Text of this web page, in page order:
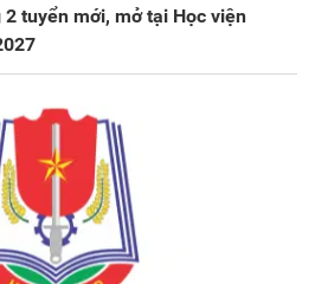
tuyển mới, mở tại Học viện